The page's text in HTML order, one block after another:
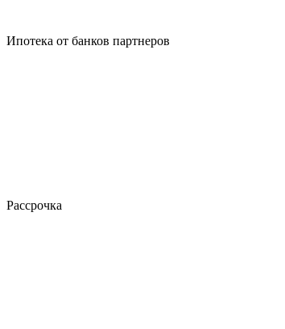
Ипотека от банков партнеров
Рассрочка